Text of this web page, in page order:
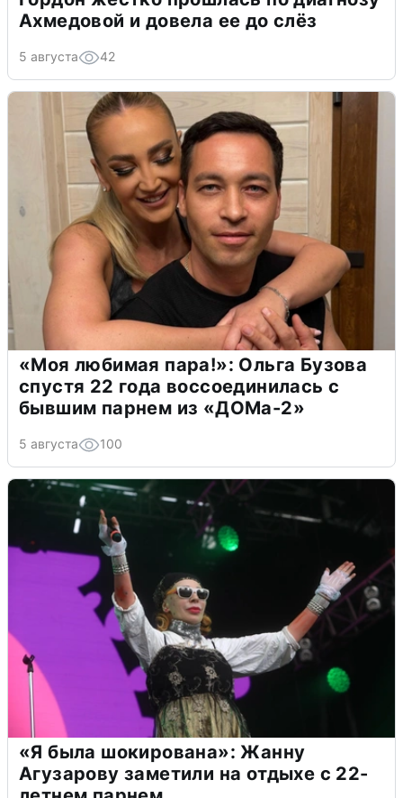
Ахмедовой и довела ее до слёз
5 августа 42
«Моя любимая пара!»: Ольга Бузова
спустя 22 года воссоединилась с
бывшим парнем из «ДОМа-2»
5 августа 100
«Я была шокирована»: Жанну
Агузарову заметили на отдыхе с 22-